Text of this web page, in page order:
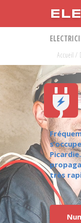
Accueil /
très